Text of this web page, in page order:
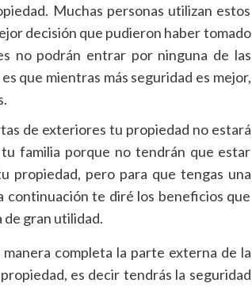
Muchas personas utilizan estos
decisión que pudieron haber tomado
no podrán entrar por ninguna de las
que mientras más seguridad es mejor,
de exteriores tu propiedad no estará
familia porque no tendrán que estar
propiedad, pero para que tengas una
continuación te diré los beneficios que
gran utilidad.
completa la parte externa de la
es decir tendrás la seguridad